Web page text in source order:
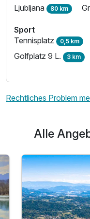
Ljubljana 80 km
Sport
Tennisplatz 0,5 km
Golfplatz 9 L. 3 km
Rechtliches Problem
Alle